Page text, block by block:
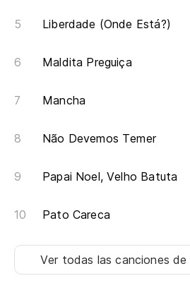
Liberdade (Onde Está?)
Maldita Preguiça
Mancha
Não Devemos Temer
Papai Noel, Velho Batuta
Pato Careca
Ver todas las cancionesde